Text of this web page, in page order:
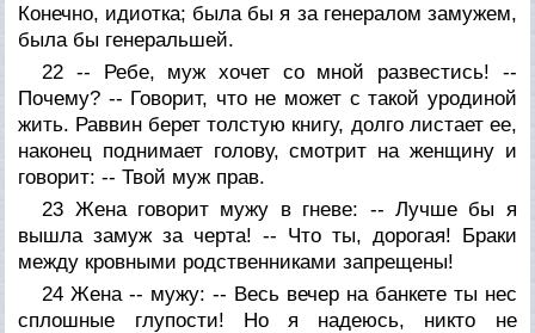
Конечно, идиотка; была бы я за генералом замужем,
была бы генеральшей.
22 -- Ребе, муж хочет со мной развестись! --
Почему? -- Говорит, что не может с такой уродиной
жить. Раввин берет толстую книгу, долго листает ее,
наконец поднимает голову, смотрит на женщину и
говорит: -- Твой муж прав.
23 Жена говорит мужу в гневе: -- Лучше бы я
вышла замуж за черта! -- Что ты, дорогая! Браки
между кровными родственниками запрещены!
24 Жена -- мужу: -- Весь вечер на банкете ты нес
сплошные глупости! Но я надеюсь, никто не